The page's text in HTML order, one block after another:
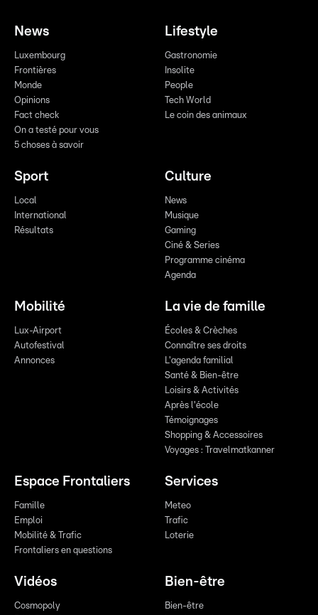
News
Luxembourg
Frontières
Monde
Opinions
Fact check
On a testé pour vous
5 choses à savoir
Lifestyle
Gastronomie
Insolite
People
Tech World
Le coin des animaux
Sport
Local
International
Résultats
Culture
News
Musique
Gaming
Ciné & Series
Programme cinéma
Agenda
Mobilité
Lux-Airport
Autofestival
Annonces
La vie de famille
Écoles & Crèches
Connaître ses droits
L'agenda familial
Santé & Bien-être
Loisirs & Activités
Après l'école
Témoignages
Shopping & Accessoires
Voyages : Travelmatkanner
Espace Frontaliers
Famille
Emploi
Mobilité & Trafic
Frontaliers en questions
Services
Meteo
Trafic
Loterie
Vidéos
Cosmopoly
Bien-être
Bien-être